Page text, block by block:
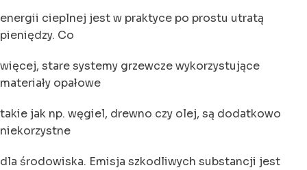
energii cieplnej jest w praktyce po prostu utratą
pieniędzy. Co
więcej, stare systemy grzewcze wykorzystujące
materiały opałowe
takie jak np. węgiel, drewno czy olej, są dodatkowo
niekorzystne
dla środowiska. Emisja szkodliwych substancji jest